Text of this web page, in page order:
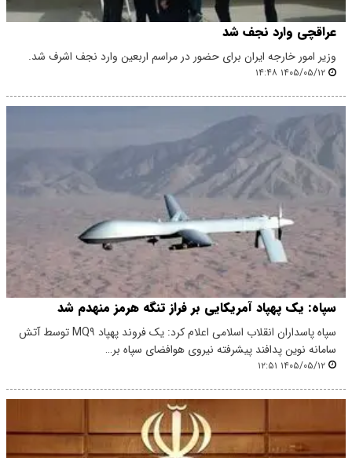
عراقچی وارد نجف شد
وزیر امور خارجه ایران برای حضور در مراسم اربعین وارد نجف اشرف شد.
۱۴۰۵/۰۵/۱۲ ۱۴:۴۸
سپاه: یک پهپاد آمریکایی بر فراز تنگه هرمز منهدم شد
سپاه پاسداران انقلاب اسلامی اعلام کرد: یک فروند پهپاد MQ۹ توسط آتش
سامانه نوین پدافند پیشرفته نیروی هوافضای سپاه بر…
۱۴۰۵/۰۵/۱۲ ۱۲:۵۱